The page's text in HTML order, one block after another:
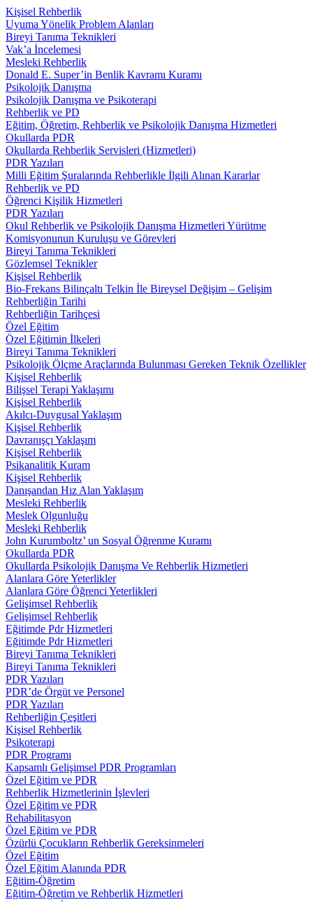
Kişisel Rehberlik
Uyuma Yönelik Problem Alanları
Bireyi Tanıma Teknikleri
Vak’a İncelemesi
Mesleki Rehberlik
Donald E. Super’in Benlik Kavramı Kuramı
Psikolojik Danışma
Psikolojik Danışma ve Psikoterapi
Rehberlik ve PD
Eğitim, Öğretim, Rehberlik ve Psikolojik Danışma Hizmetleri
Okullarda PDR
Okullarda Rehberlik Servisleri (Hizmetleri)
PDR Yazıları
Milli Eğitim Şuralarında Rehberlikle İlgili Alınan Kararlar
Rehberlik ve PD
Öğrenci Kişilik Hizmetleri
PDR Yazıları
Okul Rehberlik ve Psikolojik Danışma Hizmetleri Yürütme
Komisyonunun Kuruluşu ve Görevleri
Bireyi Tanıma Teknikleri
Gözlemsel Teknikler
Kişisel Rehberlik
Bio-Frekans Bilinçaltı Telkin İle Bireysel Değişim – Gelişim
Rehberliğin Tarihi
Rehberliğin Tarihçesi
Özel Eğitim
Özel Eğitimin İlkeleri
Bireyi Tanıma Teknikleri
Psikolojik Ölçme Araçlarında Bulunması Gereken Teknik Özellikler
Kişisel Rehberlik
Bilişsel Terapi Yaklaşımı
Kişisel Rehberlik
Akılcı-Duygusal Yaklaşım
Kişisel Rehberlik
Davranışçı Yaklaşım
Kişisel Rehberlik
Psikanalitik Kuram
Kişisel Rehberlik
Danışandan Hız Alan Yaklaşım
Mesleki Rehberlik
Meslek Olgunluğu
Mesleki Rehberlik
John Kurumboltz’ un Sosyal Öğrenme Kuramı
Okullarda PDR
Okullarda Psikolojik Danışma Ve Rehberlik Hizmetleri
Alanlara Göre Yeterlikler
Alanlara Göre Öğrenci Yeterlikleri
Gelişimsel Rehberlik
Gelişimsel Rehberlik
Eğitimde Pdr Hizmetleri
Eğitimde Pdr Hizmetleri
Bireyi Tanıma Teknikleri
Bireyi Tanıma Teknikleri
PDR Yazıları
PDR’de Örgüt ve Personel
PDR Yazıları
Rehberliğin Çeşitleri
Kişisel Rehberlik
Psikoterapi
PDR Programı
Kapsamlı Gelişimsel PDR Programları
Özel Eğitim ve PDR
Rehberlik Hizmetlerinin İşlevleri
Özel Eğitim ve PDR
Rehabilitasyon
Özel Eğitim ve PDR
Özürlü Çocukların Rehberlik Gereksinmeleri
Özel Eğitim
Özel Eğitim Alanında PDR
Eğitim-Öğretim
Eğitim-Öğretim ve Rehberlik Hizmetleri